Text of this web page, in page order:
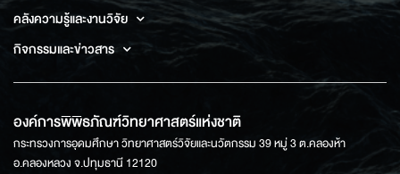
คลังความรู้และงานวิจัย
กิจกรรมและข่าวสาร
องค์การพิพิธภัณฑ์วิทยาศาสตร์แห่งชาติ
กระทรวงการอุดมศึกษา วิทยาศาสตร์วิจัยและนวัตกรรม 39 หมู่ 3 ต.คลองห้า
อ.คลองหลวง จ.ปทุมธานี 12120